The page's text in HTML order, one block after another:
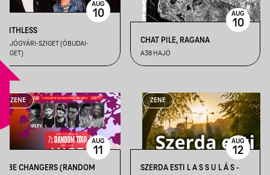
FAITHLESS
HAJÓGYÁRI-SZIGET (ÓBUDAI-
SZIGET)
AUG
10
CHAT PILE, RAGANA
A38 HAJÓ
AUG
10
ZENE
VIBE CHANGERS (RANDOM
AUG
11
ZENE
SZERDA ESTI L A S S U L Á S -
AUG
12